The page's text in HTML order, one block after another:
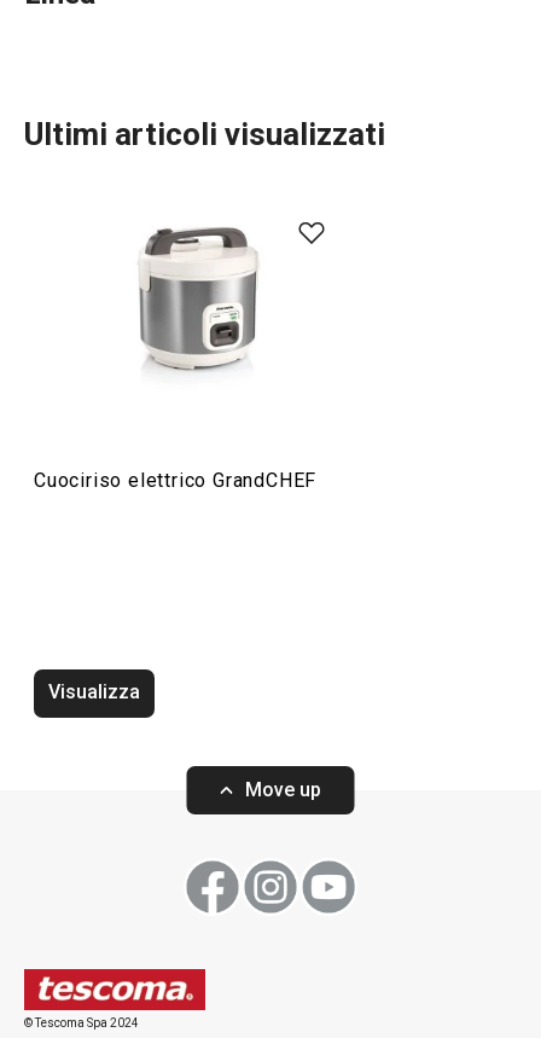
Preparazione degli alimenti
Elettrodomestici
Ultimi articoli visualizzati
Cuociriso elettrico GrandCHEF
Visualizza
Move up
© Tescoma Spa 2024